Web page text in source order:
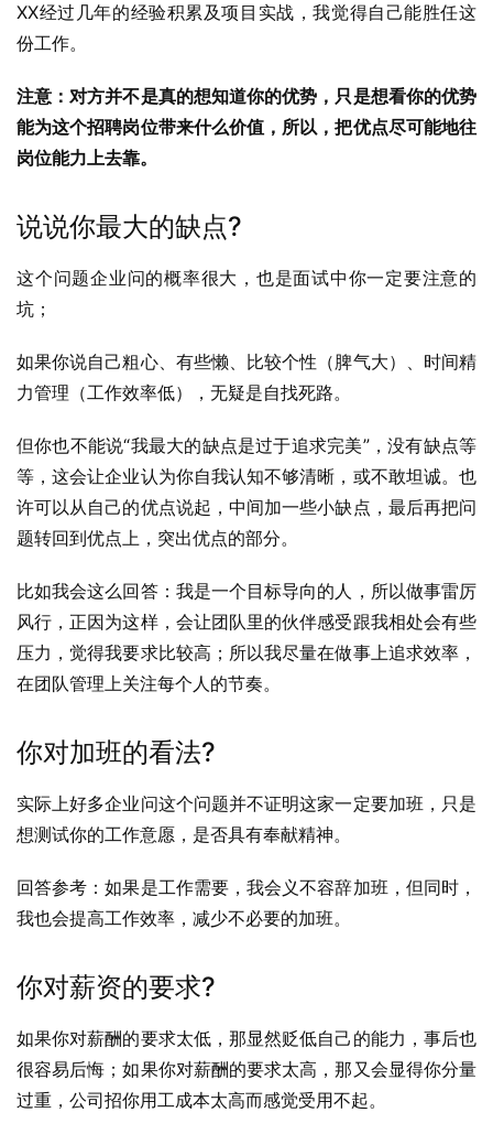
XX经过几年的经验积累及项目实战，我觉得自己能胜任这
份工作。
注意：对方并不是真的想知道你的优势，只是想看你的优势
能为这个招聘岗位带来什么价值，所以，把优点尽可能地往
岗位能力上去靠。
说说你最大的缺点?
这个问题企业问的概率很大，也是面试中你一定要注意的
坑；
如果你说自己粗心、有些懒、比较个性（脾气大）、时间精
力管理（工作效率低），无疑是自找死路。
但你也不能说“我最大的缺点是过于追求完美”，没有缺点等
等，这会让企业认为你自我认知不够清晰，或不敢坦诚。也
许可以从自己的优点说起，中间加一些小缺点，最后再把问
题转回到优点上，突出优点的部分。
比如我会这么回答：我是一个目标导向的人，所以做事雷厉
风行，正因为这样，会让团队里的伙伴感受跟我相处会有些
压力，觉得我要求比较高；所以我尽量在做事上追求效率，
在团队管理上关注每个人的节奏。
你对加班的看法?
实际上好多企业问这个问题并不证明这家一定要加班，只是
想测试你的工作意愿，是否具有奉献精神。
回答参考：如果是工作需要，我会义不容辞加班，但同时，
我也会提高工作效率，减少不必要的加班。
你对薪资的要求?
如果你对薪酬的要求太低，那显然贬低自己的能力，事后也
很容易后悔；如果你对薪酬的要求太高，那又会显得你分量
过重，公司招你用工成本太高而感觉受用不起。